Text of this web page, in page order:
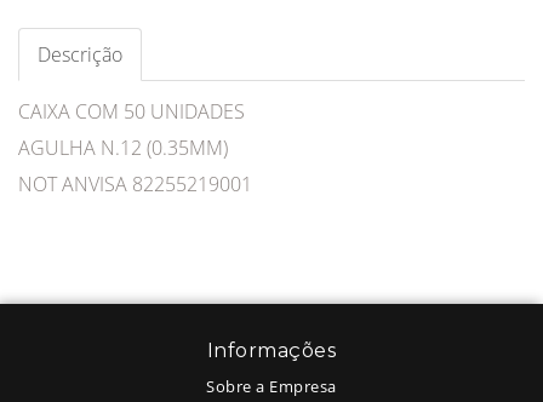
Descrição
CAIXA COM 50 UNIDADES
AGULHA N.12 (0.35MM)
NOT ANVISA 82255219001
Informações
Sobre a Empresa